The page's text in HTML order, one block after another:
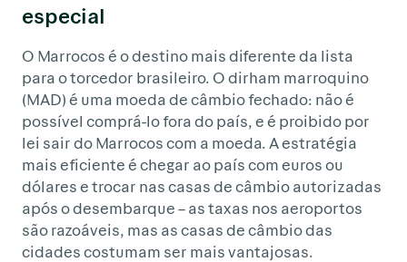
especial
O Marrocos é o destino mais diferente da lista
para o torcedor brasileiro. O dirham marroquino
(MAD) é uma moeda de câmbio fechado: não é
possível comprá-lo fora do país, e é proibido por
lei sair do Marrocos com a moeda. A estratégia
mais eficiente é chegar ao país com euros ou
dólares e trocar nas casas de câmbio autorizadas
após o desembarque – as taxas nos aeroportos
são razoáveis, mas as casas de câmbio das
cidades costumam ser mais vantajosas.